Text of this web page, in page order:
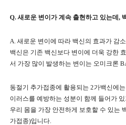
Q. 새로운 변이가 계속 출현하고 있는데,
A. 새로운 변이에 따라 백신의 효과가 감
백신은 기존 백신보다 변이에 더욱 강한
서 가장 많이 발생하는 변이는 오미크론
동절기 추가접종에 활용되는 2가백신에
이러스를 예방하는 성분이 함께 들어가
우리 몸을 가장 안전하게 보호할 수 있는
가접종)입니다.